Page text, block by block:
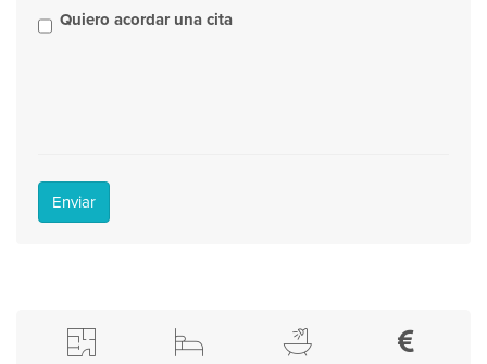
Quiero acordar una cita
Enviar